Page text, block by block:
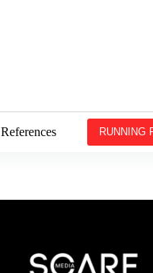
References RUNNING